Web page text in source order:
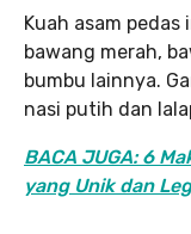
Kuah asam
bawang merah,
bumbu lainnya.
nasi putih dan
BACA JUGA: 6
yang Unik dan